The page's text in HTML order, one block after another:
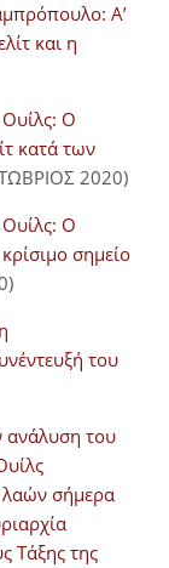
Α’
και η
Ο
κατά των
2020)
Ο
σημείο
του
ανάλυση του
λαών σήμερα
Τάξης της